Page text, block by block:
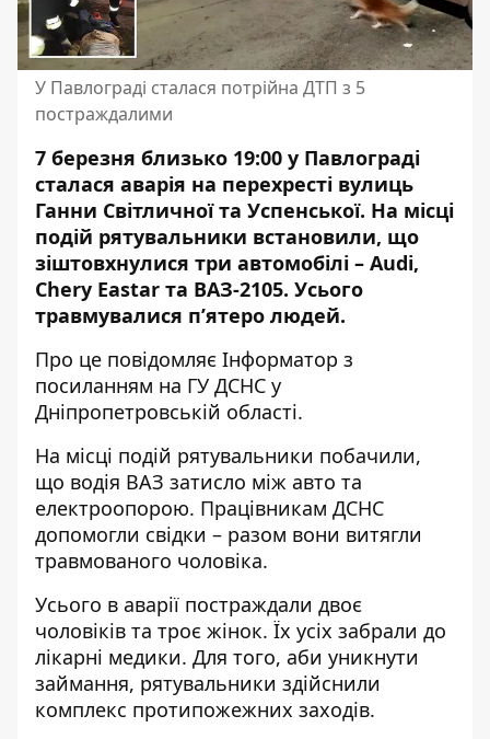
У Павлограді сталася потрійна ДТП з 5
постраждалими
7 березня близько 19:00 у Павлограді
сталася аварія на перехресті вулиць
Ганни Світличної та Успенської. На місці
подій рятувальники встановили, що
зіштовхнулися три автомобілі – Audi,
Chery Eastar та ВАЗ-2105. Усього
травмувалися п’ятеро людей.
Про це повідомляє Інформатор з
посиланням на ГУ ДСНС у
Дніпропетровській області.
На місці подій рятувальники побачили,
що водія ВАЗ затисло між авто та
електроопорою. Працівникам ДСНС
допомогли свідки – разом вони витягли
травмованого чоловіка.
Усього в аварії постраждали двоє
чоловіків та троє жінок. Їх усіх забрали до
лікарні медики. Для того, аби уникнути
займання, рятувальники здійснили
комплекс протипожежних заходів.